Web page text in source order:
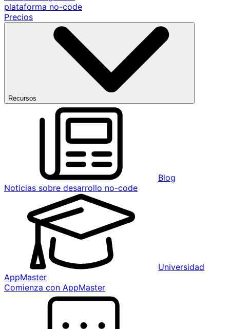
plataforma no-code
Precios
Recursos
Blog
Noticias sobre desarrollo no-code
Universidad
AppMaster
Comienza con AppMaster